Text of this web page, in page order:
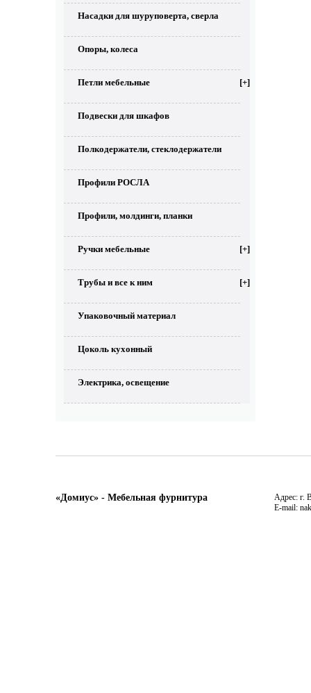
Насадки для шуруповерта, сверла
Опоры, колеса
Петли мебельные [+]
Подвески для шкафов
Полкодержатели, стеклодержатели
Профили РОСЛА
Профили, молдинги, планки
Ручки мебельные [+]
Трубы и все к ним [+]
Упаковочный материал
Цоколь кухонный
Электрика, освещение
«Домиус» - Мебельная фурнитура
Адрес: г.
E-mail: